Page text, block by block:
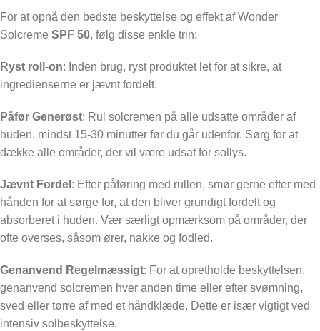
For at opnå den bedste beskyttelse og effekt af Wonder
Solcreme SPF 50, følg disse enkle trin:
Ryst roll-on: Inden brug, ryst produktet let for at sikre, at
ingredienserne er jævnt fordelt.
Påfør Generøst: Rul solcremen på alle udsatte områder af
huden, mindst 15-30 minutter før du går udenfor. Sørg for at
dække alle områder, der vil være udsat for sollys.
Jævnt Fordel : Efter påføring med rullen, smør gerne efter med
hånden for at sørge for, at den bliver grundigt fordelt og
absorberet i huden. Vær særligt opmærksom på områder, der
ofte overses, såsom ører, nakke og fodled.
Genanvend Regelmæssigt: For at opretholde beskyttelsen,
genanvend solcremen hver anden time eller efter svømning,
sved eller tørre af med et håndklæde. Dette er især vigtigt ved
intensiv solbeskyttelse.